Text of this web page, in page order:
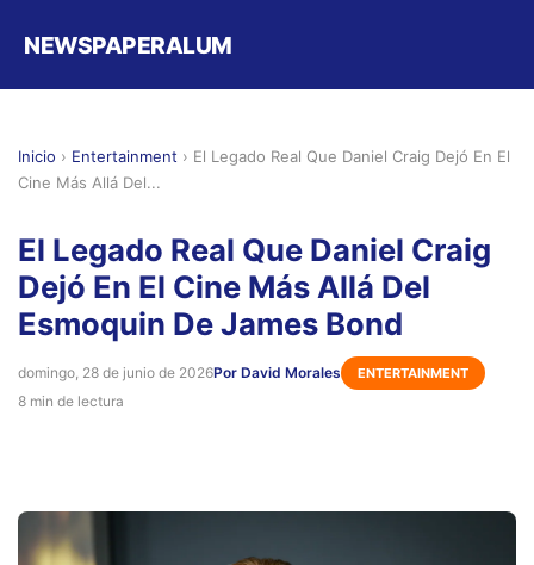
NEWSPAPERALUM
Inicio › Entertainment › El Legado Real Que Daniel Craig Dejó En El
Cine Más Allá Del...
El Legado Real Que Daniel Craig
Dejó En El Cine Más Allá Del
Esmoquin De James Bond
domingo, 28 de junio de 2026Por David Morales ENTERTAINMENT
8 min de lectura